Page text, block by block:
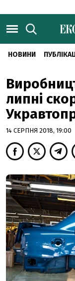
НОВИНИ
липні
14 СЕРПНЯ 2018, 19:00